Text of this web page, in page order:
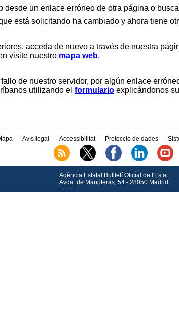
desde un enlace erróneo de otra página o
está solicitando ha cambiado y ahora tiene
acceda de nuevo a través de nuestra
visite nuestro mapa web.
de nuestro servidor, por algún enlace
utilizando el formulario explicándonos
Avís legal Accessibilitat Protecció de dades
Agència Estatal Butlletí Oficial de l'Estat
Avda.de Manoteras, 54 - 28050 Madrid